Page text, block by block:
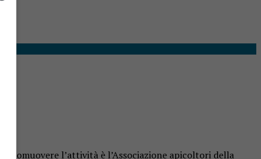
l’attività è l’Associazione apicoltori della